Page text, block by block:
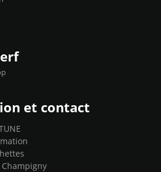
et contact